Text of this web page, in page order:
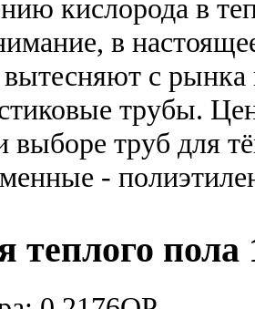
кислорода в
в
с рынка
трубы.
выборе труб для
-
теплого